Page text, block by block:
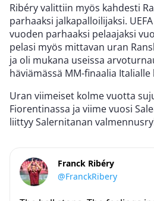
Ribéry valittiin myös kahdesti
parhaaksi jalkapalloilijaksi.
vuoden parhaaksi pelaajaksi
pelasi myös mittavan uran
ja oli mukana useissa
häviämässä MM-finaalia Italialle
Uran viimeiset kolme vuotta
Fiorentinassa ja viime vuosi
liittyy Salernitanan
Franck Ribéry
@FranckRibery